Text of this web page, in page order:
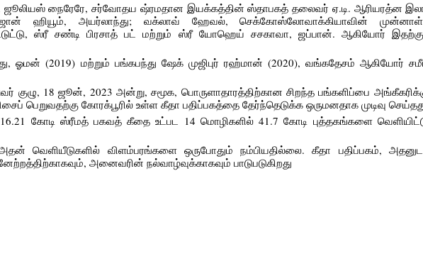
ஜூலியஸ் நைரேரே, சர்வோதய ஷ்ரமதான இயக்கத்தின் ஸ்தாபகத் தலைவர் ஏ.டி. ஆரியரத்ன
ஹியூம், அயர்லாந்து; வக்லாவ் ஹேவல், செக்கோஸ்லோவாக்கியாவின் முன்னாள்
ஸ்ரீ சண்டி பிரசாத் பட் மற்றும் ஸ்ரீ யோஹெய் சசகாவா, ஜப்பான். ஆகியோர் இதற்கு
ஓமன் (2019) மற்றும் பங்கபந்து ஷேக் முஜிபுர் ரஹ்மான் (2020), வங்கதேசம் ஆகியோர்
குழு, 18 ஜூன், 2023 அன்று, சமூக, பொருளாதாரத்திற்கான சிறந்த பங்களிப்பை
பெறுவதற்கு கோரக்பூரில் உள்ள கீதா பதிப்பகத்தை தேர்ந்தெடுக்க ஒருமனதாக முடிவு
16.21 கோடி ஸ்ரீமத் பகவத் கீதை உட்பட 14 மொழிகளில் 41.7 கோடி புத்தகங்களை
வெளியீடுகளில் விளம்பரங்களை ஒருபோதும் நம்பியதில்லை. கீதா பதிப்பகம்,
அனைவரின் நல்வாழ்வுக்காகவும் பாடுபடுகிறது